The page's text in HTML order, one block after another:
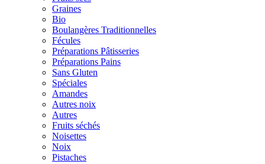
Graines
Bio
Boulangères Traditionnelles
Fécules
Préparations Pâtisseries
Préparations Pains
Sans Gluten
Spéciales
Amandes
Autres noix
Autres
Fruits séchés
Noisettes
Noix
Pistaches